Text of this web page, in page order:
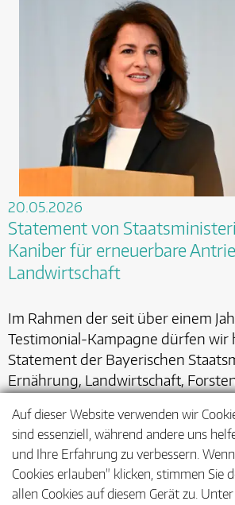
20.05.2026
Statement von
Kaniber für erneuerbare
Landwirtschaft
Im Rahmen der seit über einem
Testimonial-Kampagne dürfen wir
Statement der Bayerischen
Ernährung, Landwirtschaft,
< 1 2 3 …
Auf dieser Website verwenden wir
sind essenziell, während andere uns
und Ihre Erfahrung zu verbessern.
Cookies erlauben" klicken, stimmen Sie
allen Cookies auf diesem Gerät zu.